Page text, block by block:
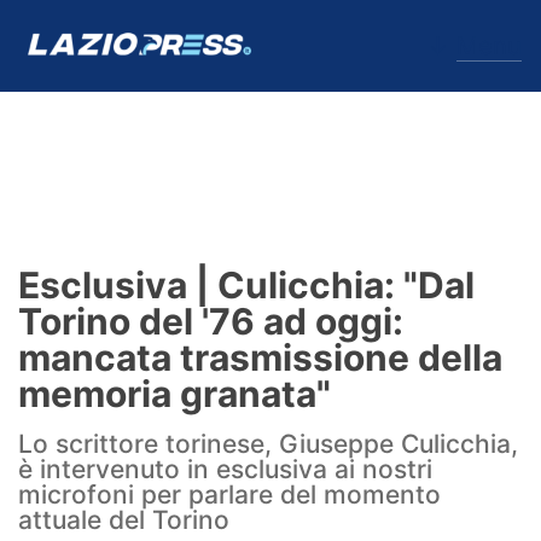
Formello
Infortuni
Primavera
Calciomercato
Lazio Women
Esclusiva | Culicchia: "Dal
Torino del '76 ad oggi:
mancata trasmissione della
memoria granata"
Lo scrittore torinese, Giuseppe Culicchia,
è intervenuto in esclusiva ai nostri
microfoni per parlare del momento
attuale del Torino